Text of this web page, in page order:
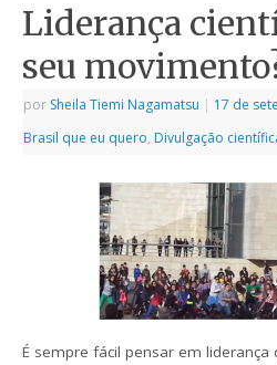
Liderança
seu
por Sheila Tiemi Nagamatsu | 17 de
Brasil que eu quero, Divulgação
É sempre fácil pensar em